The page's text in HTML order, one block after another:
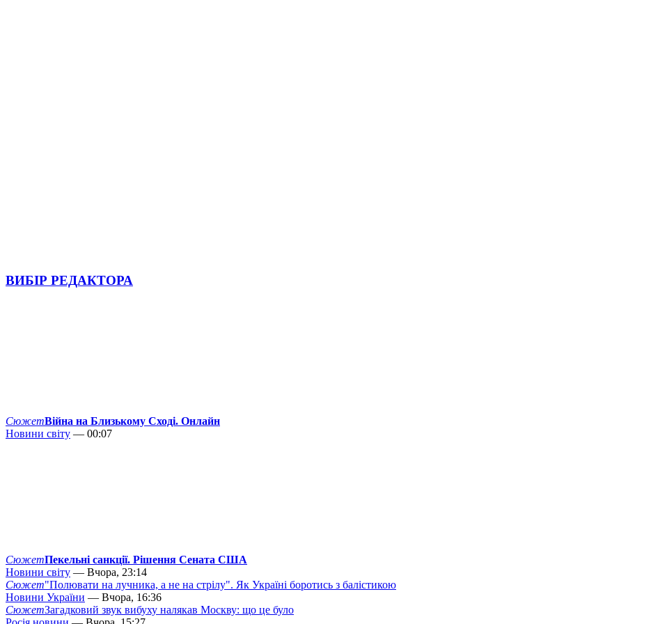
ВИБІР РЕДАКТОРА
СюжетВійна на Близькому Сході. Онлайн
Новини світу — 00:07
СюжетПекельні санкції. Рішення Сената США
Новини світу — Вчора, 23:14
Сюжет"Полювати на лучника, а не на стрілу". Як Україні боротись з балістикою
Новини України — Вчора, 16:36
СюжетЗагадковий звук вибуху налякав Москву: що це було